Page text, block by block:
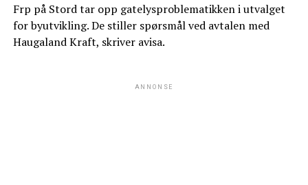
Frp på Stord tar opp gatelysproblematikken i utvalget
for byutvikling. De stiller spørsmål ved avtalen med
Haugaland Kraft, skriver avisa.
ANNONSE